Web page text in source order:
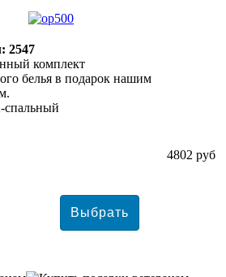
2547
комплект
белья в подарок нашим
спальный
4802 руб